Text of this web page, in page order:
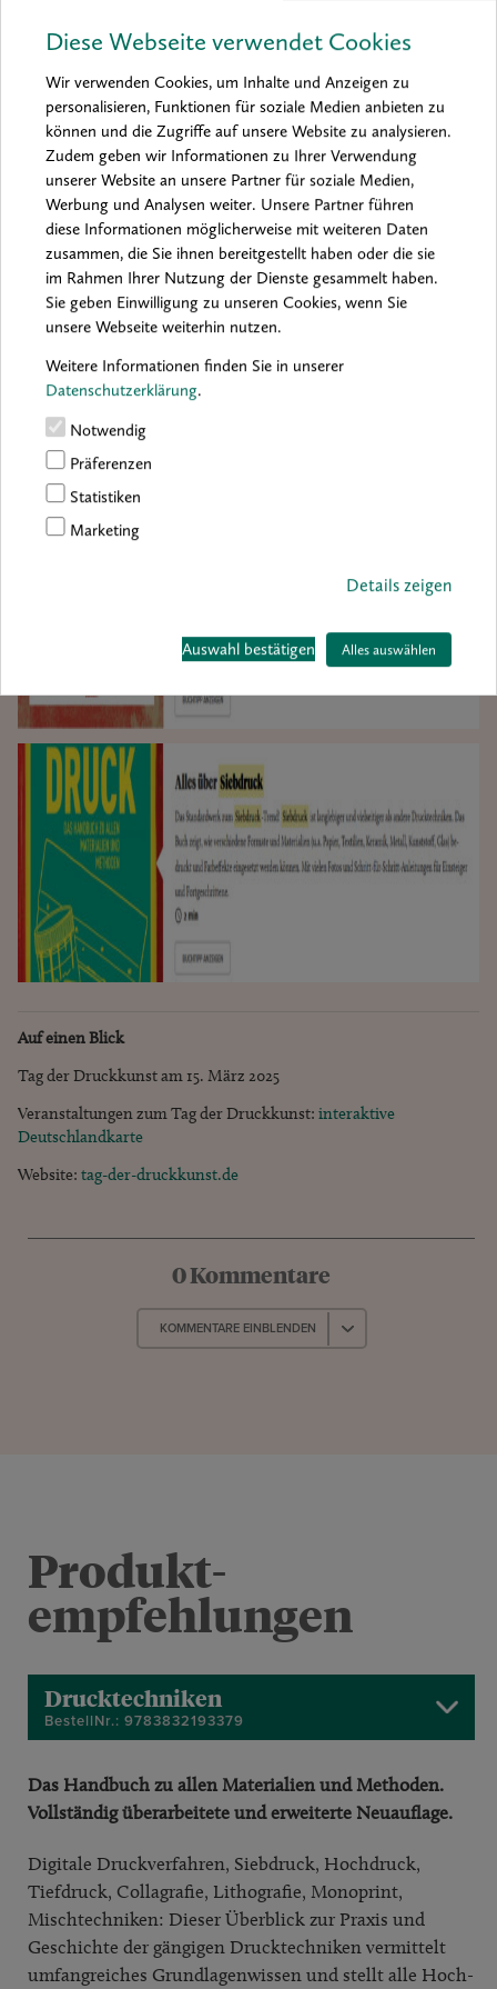
Diese Webseite verwendet Cookies
Wir verwenden Cookies, um Inhalte und Anzeigen zu
personalisieren, Funktionen für soziale Medien anbieten zu
können und die Zugriffe auf unsere Website zu analysieren.
Zudem geben wir Informationen zu Ihrer Verwendung
unserer Website an unsere Partner für soziale Medien,
Werbung und Analysen weiter. Unsere Partner führen
diese Informationen möglicherweise mit weiteren Daten
zusammen, die Sie ihnen bereitgestellt haben oder die sie
im Rahmen Ihrer Nutzung der Dienste gesammelt haben.
Sie geben Einwilligung zu unseren Cookies, wenn Sie
unsere Webseite weiterhin nutzen.
Weitere Informationen finden Sie in unserer
Datenschutzerklärung.
Notwendig
Präferenzen
Statistiken
Marketing
Details zeigen
Auswahl bestätigen Alles auswählen
Auf einen Blick
Tag der Druckkunst am 15. März 2025
Veranstaltungen zum Tag der Druckkunst: interaktive
Deutschlandkarte
Website: tag-der-druckkunst.de
0 Kommentare
KOMMENTARE EINBLENDEN
Produkt­
empfehlungen
Drucktechniken
BestellNr.: 9783832193379
Das Handbuch zu allen Materialien und Methoden.
Vollständig überarbeitete und erweiterte Neuauflage.
Digitale Druckverfahren, Siebdruck, Hochdruck,
Tiefdruck, Collagrafie, Lithografie, Monoprint,
Mischtechniken: Dieser Überblick zur Praxis und
Geschichte der gängigen Drucktechniken vermittelt
umfangreiches Grundlagenwissen und stellt alle Hoch-